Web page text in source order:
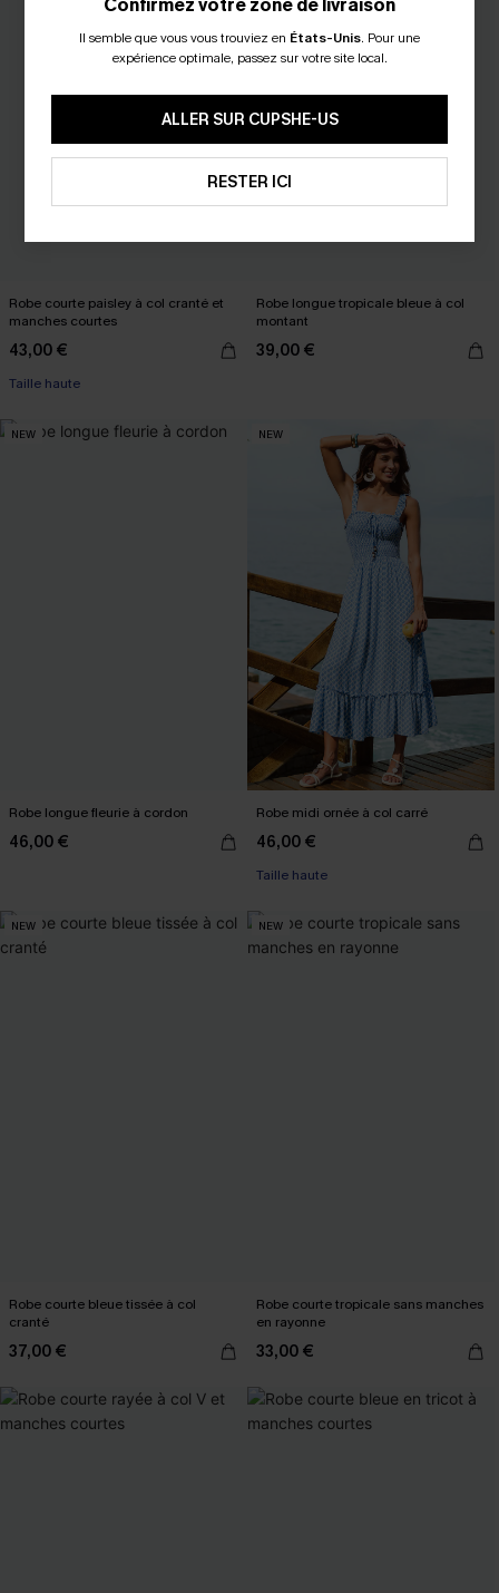
Robe courte paisley à col cranté et
manches courtes
43,00 €
Taille haute
Robe longue tropicale bleue à col
montant
39,00 €
NEW
Robe longue fleurie à cordon
46,00 €
NEW
Robe midi ornée à col carré
46,00 €
Taille haute
NEW
Robe courte bleue tissée à col
cranté
37,00 €
NEW
Robe courte tropicale sans manches
en rayonne
33,00 €
Confirmez votre zone de livraison
Il semble que vous vous trouviez en États-Unis. Pour une
expérience optimale, passez sur votre site local.
ALLER SUR CUPSHE-US
RESTER ICI